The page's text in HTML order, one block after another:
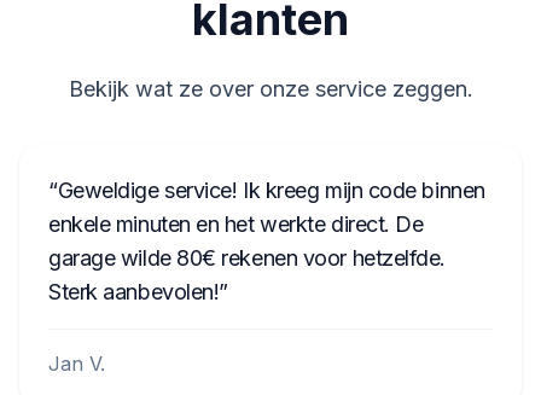
klanten
Bekijk wat ze over onze service zeggen.
Geweldige service! Ik kreeg mijn code binnen
enkele minuten en het werkte direct. De
garage wilde 80€ rekenen voor hetzelfde.
Sterk aanbevolen!
Jan V.